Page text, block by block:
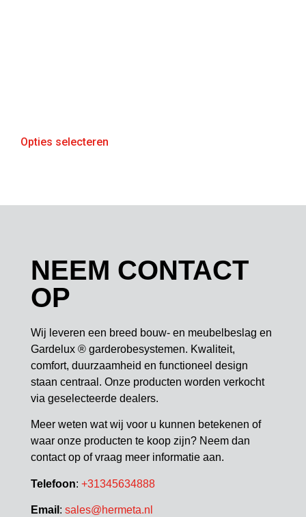
Opties selecteren
NEEM CONTACT
OP
Wij leveren een breed bouw- en meubelbeslag en
Gardelux ® garderobesystemen. Kwaliteit,
comfort, duurzaamheid en functioneel design
staan centraal. Onze producten worden verkocht
via geselecteerde dealers.
Meer weten wat wij voor u kunnen betekenen of
waar onze producten te koop zijn? Neem dan
contact op of vraag meer informatie aan.
Telefoon: +31345634888
Email : sales@hermeta.nl